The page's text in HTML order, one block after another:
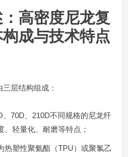
高密度尼龙复
成与技术特点
层结构组成：
、70D、210D不同规格的尼龙纤
轻量化、耐磨等特点；
热塑性聚氨酯（TPU）或聚氯乙